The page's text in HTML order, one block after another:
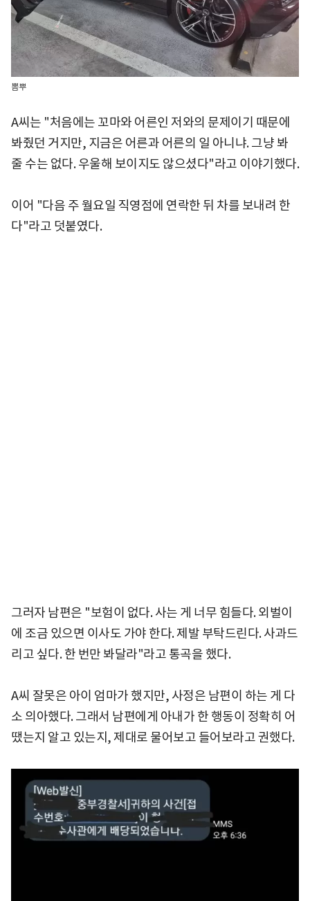
뽐뿌
A씨는 "처음에는 꼬마와 어른인 저와의 문제이기 때문에
봐줬던 거지만, 지금은 어른과 어른의 일 아니냐. 그냥 봐
줄 수는 없다. 우울해 보이지도 않으셨다"라고 이야기했다.
이어 "다음 주 월요일 직영점에 연락한 뒤 차를 보내려 한
다"라고 덧붙였다.
그러자 남편은 "보험이 없다. 사는 게 너무 힘들다. 외벌이
에 조금 있으면 이사도 가야 한다. 제발 부탁드린다. 사과드
리고 싶다. 한 번만 봐달라"라고 통곡을 했다.
A씨 잘못은 아이 엄마가 했지만, 사정은 남편이 하는 게 다
소 의아했다. 그래서 남편에게 아내가 한 행동이 정확히 어
땠는지 알고 있는지, 제대로 물어보고 들어보라고 권했다.